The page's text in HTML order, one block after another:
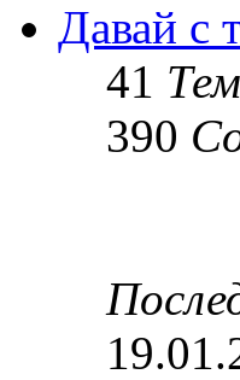
Давай с
41
390